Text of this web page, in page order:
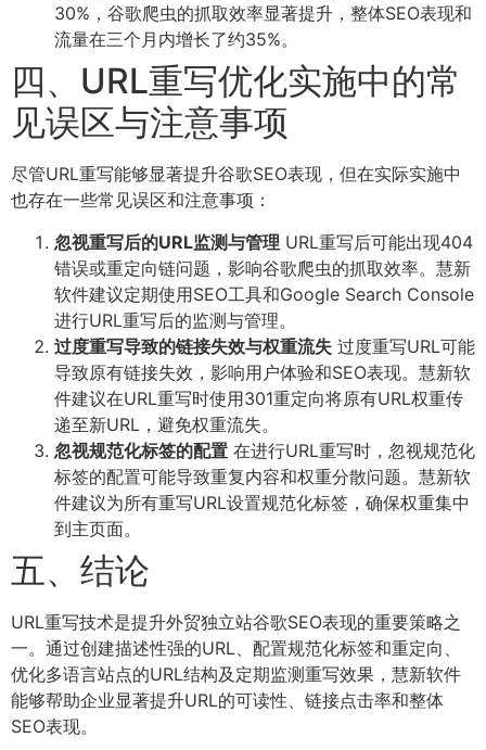
30%，谷歌爬虫的抓取效率显著提升，整体SEO表现和
流量在三个月内增长了约35%。
四、URL重写优化实施中的常
见误区与注意事项
尽管URL重写能够显著提升谷歌SEO表现，但在实际实施中
也存在一些常见误区和注意事项：
忽视重写后的URL监测与管理 URL重写后可能出现404
错误或重定向链问题，影响谷歌爬虫的抓取效率。慧新
软件建议定期使用SEO工具和Google Search Console
进行URL重写后的监测与管理。
过度重写导致的链接失效与权重流失 过度重写URL可能
导致原有链接失效，影响用户体验和SEO表现。慧新软
件建议在URL重写时使用301重定向将原有URL权重传
递至新URL，避免权重流失。
忽视规范化标签的配置 在进行URL重写时，忽视规范化
标签的配置可能导致重复内容和权重分散问题。慧新软
件建议为所有重写URL设置规范化标签，确保权重集中
到主页面。
五、结论
URL重写技术是提升外贸独立站谷歌SEO表现的重要策略之
一。通过创建描述性强的URL、配置规范化标签和重定向、
优化多语言站点的URL结构及定期监测重写效果，慧新软件
能够帮助企业显著提升URL的可读性、链接点击率和整体
SEO表现。